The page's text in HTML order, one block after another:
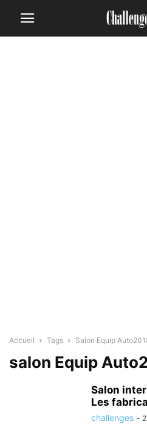
Accueil Tags Salon Equip
salon Equip
Salon
Les
challenges -